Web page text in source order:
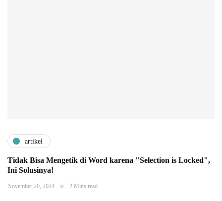
artikel
Tidak Bisa Mengetik di Word karena "Selection is Locked",
Ini Solusinya!
November 20, 2024 2 Mins read